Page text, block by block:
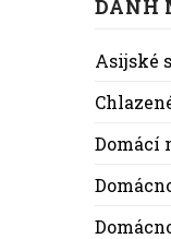
DANH
Asijské
Domácí